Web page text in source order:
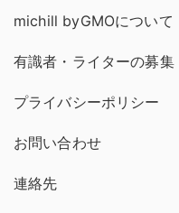
michill byGMOについて
有識者・ライターの募集
プライバシーポリシー
お問い合わせ
連絡先